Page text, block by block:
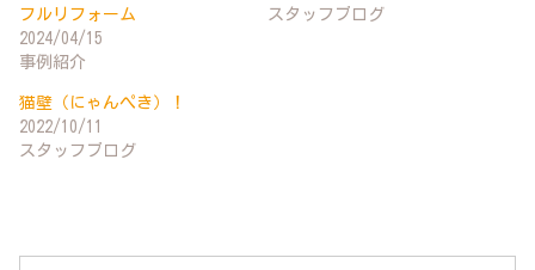
フルリフォーム
2024/04/15
事例紹介
スタッフブログ
猫壁（にゃんぺき）！
2022/10/11
スタッフブログ